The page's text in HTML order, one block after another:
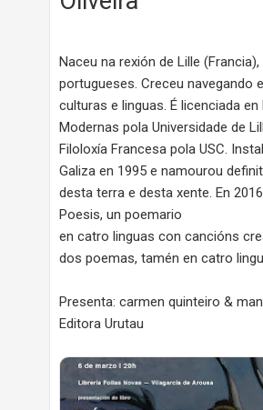
Naceu na rexión de Lille (Francia),
portugueses. Creceu navegando
culturas e linguas. É licenciada en
Modernas pola Universidade de
Filoloxía Francesa pola USC.
Galiza en 1995 e namourou
desta terra e desta xente. En
Poesis, un poemario
en catro linguas con cancións
dos poemas, tamén en catro
Presenta: carmen quinteiro &
Editora Urutau